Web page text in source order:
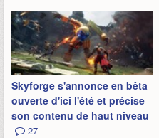
Skyforge s'annonce en bêta
ouverte d'ici l'été et précise
son contenu de haut niveau
27